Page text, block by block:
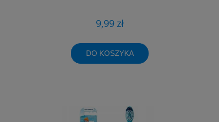
9,99 zł
DO KOSZYKA